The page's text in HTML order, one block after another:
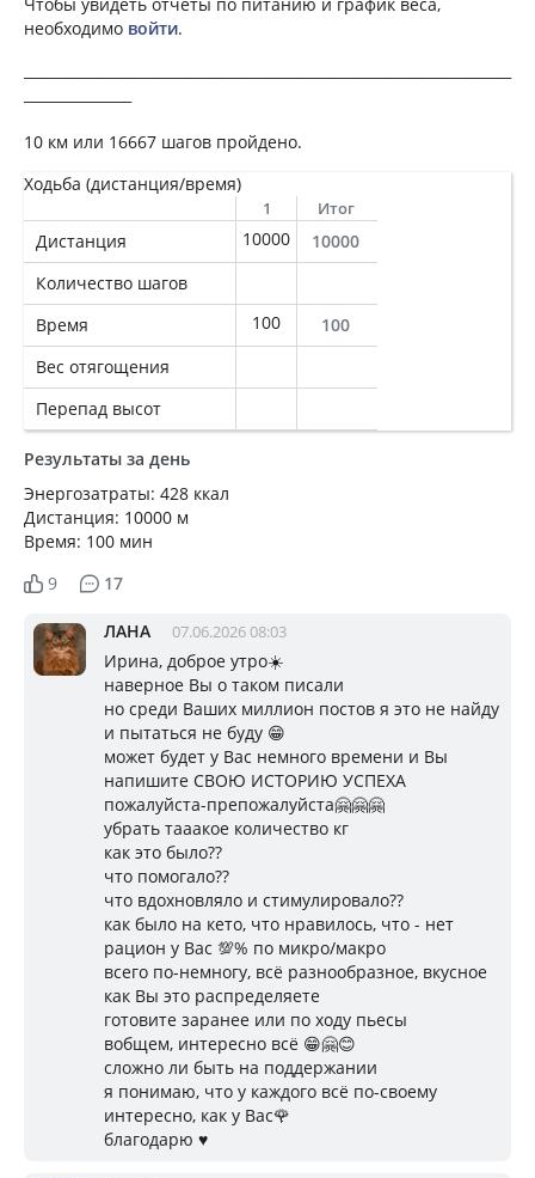
необходимо войти.
10 км или 16667 шагов пройдено.
Ходьба (дистанция/время)
1 Итог
Дистанция 10000
10000
Количество шагов
Время
100
100
Вес отягощения
Перепад высот
Результаты за день
Энергозатраты: 428 ккал
Дистанция: 10000 м
Время: 100 мин
9
17
ЛАНА 07.06.2026 08:03
Ирина, доброе утро☀️
наверное Вы о таком писали
но среди Ваших миллион постов я это не найду
и пытаться не буду 😁
может будет у Вас немного времени и Вы
напишите СВОЮ ИСТОРИЮ УСПЕХА
пожалуйста-препожалуйста🤗🤗🤗
убрать тааакое количество кг
как это было??
что помогало??
что вдохновляло и стимулировало??
как было на кето, что нравилось, что - нет
рацион у Вас 💯% по микро/макро
всего по-немногу, всё разнообразное, вкусное
как Вы это распределяете
готовите заранее или по ходу пьесы
вобщем, интересно всё 😁🤗😊
сложно ли быть на поддержании
я понимаю, что у каждого всё по-своему
интересно, как у Вас🌹
благодарю ♥️